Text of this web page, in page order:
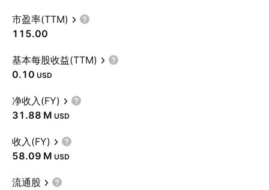
市盈率(TTM)
115.00
基本每股收益(TTM)
0.10 USD
净收入(FY)
‪31.88 M‬ USD
收入(FY)
‪58.09 M‬ USD
流通股